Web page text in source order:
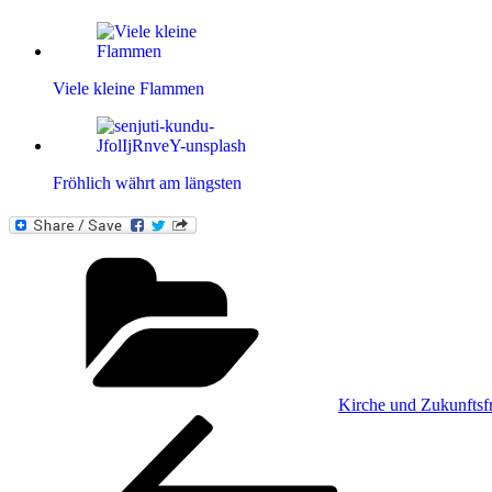
Viele kleine Flammen
Fröhlich währt am längsten
Kirche und
Beitragsnavigation